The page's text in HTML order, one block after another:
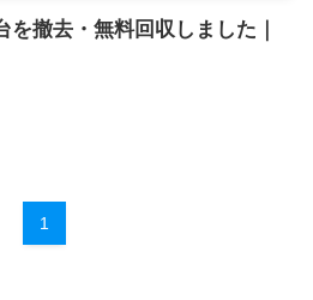
撤去・無料回収しました｜
1